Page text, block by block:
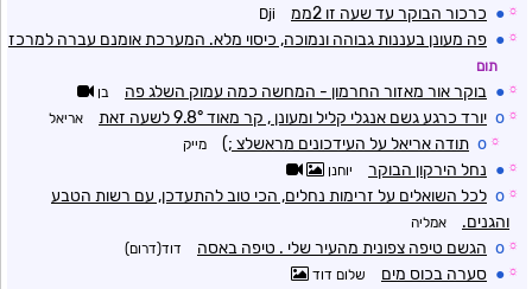
☼
● כרכור הבוקר עד שעה זו 2ממ Dji
☼
● פה מעונן בעננות גבוהה ונמוכה, כיסוי מלא. המערכת אומנם עברה למרכז
תום
☼
● בוקר אור מאזור החרמון - המחשה כמה עמוק השלג פה בן
☼
o יורד כרגע גשם אנגלי קליל ומעונן , קר מאוד 9.8° לשעה זאת אריאל
☼
o תודה אריאל על העידכונים מראשלצ ;) מייק
☼
● נחל הירקון הבוקר יוחנן
☼
o לכל השואלים על זרימות נחלים, הכי טוב להתעדכן, עם רשות הטבע
והגנים.
אמליה
☼
o הגשם טיפה צפונית מהעיר שלי . טיפה באסה דוד(דרום)
☼
● סערה בכוס מים שלום דוד